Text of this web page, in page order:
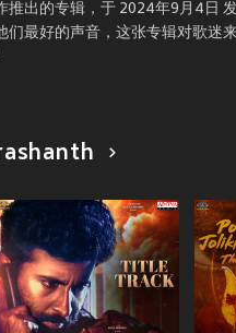
出的专辑，于 2024年9月4日 发
最好的声音，这张专辑对歌迷来